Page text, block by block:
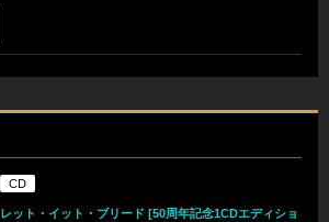
CD
レット・イット・ブリード [50周年記念1CDエディショ